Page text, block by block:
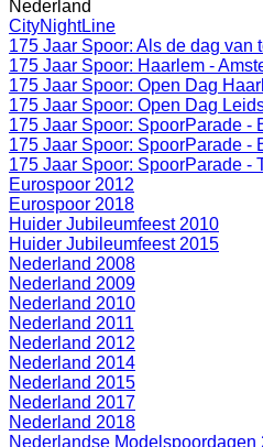
Nederland
CityNightLine
175 Jaar Spoor: Als de dag van
175 Jaar Spoor: Haarlem -
175 Jaar Spoor: Open Dag
175 Jaar Spoor: Open Dag
175 Jaar Spoor: SpoorParade -
175 Jaar Spoor: SpoorParade -
175 Jaar Spoor: SpoorParade -
Eurospoor 2012
Eurospoor 2018
Huider Jubileumfeest 2010
Huider Jubileumfeest 2015
Nederland 2008
Nederland 2009
Nederland 2010
Nederland 2011
Nederland 2012
Nederland 2014
Nederland 2015
Nederland 2017
Nederland 2018
Nederlandse Modelspoordagen